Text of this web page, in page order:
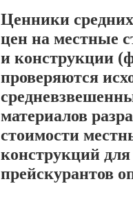
Ценники
цен на местные
и конструкции
проверяются
материалов
стоимости
конструкций
прейскурантов